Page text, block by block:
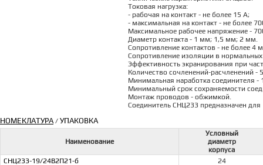
Токовая нагрузка:
- рабочая на контакт - не более 15 А;
- максимальная на контакт - не более
Максимальное рабочее напряжение -
Диаметр контакта - 1 мм; 1,5 мм; 2 мм.
Сопротивление контактов - не более 4
Сопротивление изоляции в
Эффективность экранирования при
Количество сочленений-расчленений -
Минимальная наработка соединителя -
Минимальный срок сохраняемости
Монтаж проводов - обжимкой.
Соединитель СНЦ233 предназначен
НОМЕКЛАТУРА/ УПАКОВКА
Наименование
Условный
диаметр
корпуса
СНЦ233-19/24В2П21-б
24